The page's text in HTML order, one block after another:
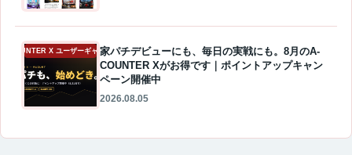
A-COUNTER X ユーザーギャラリー家パチデビューにも、毎日の実戦にも。8月のA-
COUNTER Xがお得です｜ポイントアップキャン
ペーン開催中
2026.08.05